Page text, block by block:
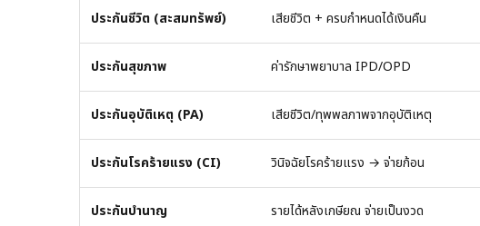
ประกันชีวิต (สะสมทรัพย์) เสียชีวิต + ครบกำหนดได้เงินคืน
ประกันสุขภาพ ค่ารักษาพยาบาล IPD/OPD
ประกันอุบัติเหตุ (PA) เสียชีวิต/ทุพพลภาพจากอุบัติเหตุ
ประกันโรคร้ายแรง (CI) วินิจฉัยโรคร้ายแรง → จ่ายก้อน
ประกันบำนาญ รายได้หลังเกษียณ จ่ายเป็นงวด